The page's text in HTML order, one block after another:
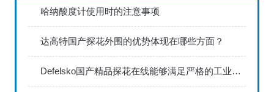
哈纳酸度计使用时的注意事项
达高特国产探花外围的优势体现在哪些方面？
Defelsko国产精品探花在线能够满足严格的工业标准